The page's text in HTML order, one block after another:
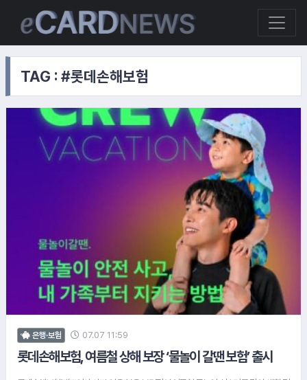
TAG : #롯데손해보험
은행·보험 07.07 11:59
롯데손해보험, 여름철 상해 보장 ‘물놀이 갈땐 보험’ 출시